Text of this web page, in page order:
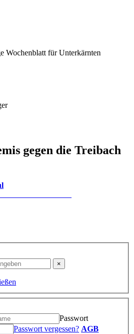
Wochenblatt für Unterkärnten
gegen die Treibach
Passwort
Passwort vergessen? AGB